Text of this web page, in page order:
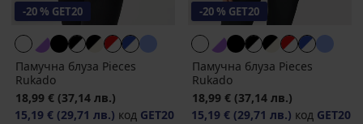
-20 % GET20
Памучна блуза Pieces
Rukado
18,99 € (37,14 лв.)
15,19 € (29,71 лв.) код GET20
-20 % GET20
Памучна блуза Pieces
Rukado
18,99 € (37,14 лв.)
15,19 € (29,71 лв.) код GET20